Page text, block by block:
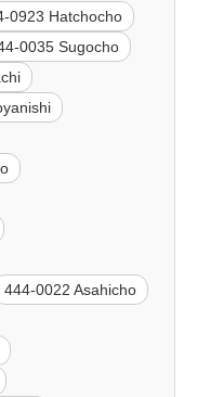
0923 Hatchocho
0035 Sugocho
444-0022 Asahicho